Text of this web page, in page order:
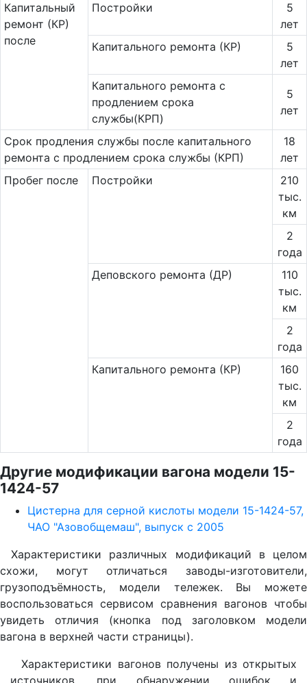
Ка­пи­таль­ный
ремонт (КР)
после
Постройки
5
лет
Капитального ремонта (КР)
5
лет
Капитального ремонта с
продлением срока
службы(КРП)
5
лет
Срок продления службы после капитального
ремонта с продлением срока службы (КРП)
18
лет
Пробег после
Постройки
210
тыс.
км
2
года
Деповского ремонта (ДР)
110
тыс.
км
2
года
Капитального ремонта (КР)
160
тыс.
км
2
года
Другие модификации вагона модели 15-
1424-57
Цистерна для серной кислоты модели 15-1424-57,
ЧАО "Азовобщемаш", выпуск с 2005
Характеристики различных модификаций в целом
схожи, могут отличаться заводы-изготовители,
грузоподъёмность, модели тележек. Вы можете
воспользоваться сервисом сравнения вагонов чтобы
увидеть отличия (кнопка под заголовком модели
вагона в верхней части страницы).
Характеристики вагонов получены из открытых
источников, при обнаружении ошибок и